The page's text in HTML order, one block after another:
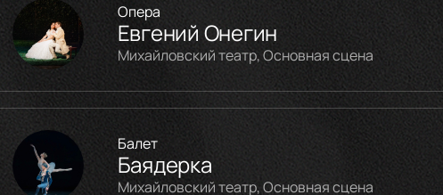
Опера
Евгений Онегин
Михайловский театр, Основная сцена
Балет
Баядерка
Михайловский театр, Основная сцена